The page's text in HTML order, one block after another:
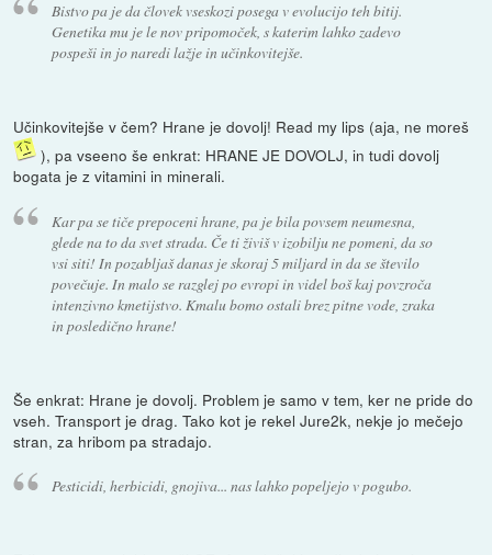
Bistvo pa je da človek vseskozi posega v evolucijo teh bitij.
Genetika mu je le nov pripomoček, s katerim lahko zadevo
pospeši in jo naredi lažje in učinkovitejše.
Učinkovitejše v čem? Hrane je dovolj! Read my lips (aja, ne moreš
), pa vseeno še enkrat: HRANE JE DOVOLJ, in tudi dovolj
bogata je z vitamini in minerali.
Kar pa se tiče prepoceni hrane, pa je bila povsem neumesna,
glede na to da svet strada. Če ti živiš v izobilju ne pomeni, da so
vsi siti! In pozabljaš danas je skoraj 5 miljard in da se število
povečuje. In malo se razglej po evropi in videl boš kaj povzroča
intenzivno kmetijstvo. Kmalu bomo ostali brez pitne vode, zraka
in posledično hrane!
Še enkrat: Hrane je dovolj. Problem je samo v tem, ker ne pride do
vseh. Transport je drag. Tako kot je rekel Jure2k, nekje jo mečejo
stran, za hribom pa stradajo.
Pesticidi, herbicidi, gnojiva... nas lahko popeljejo v pogubo.